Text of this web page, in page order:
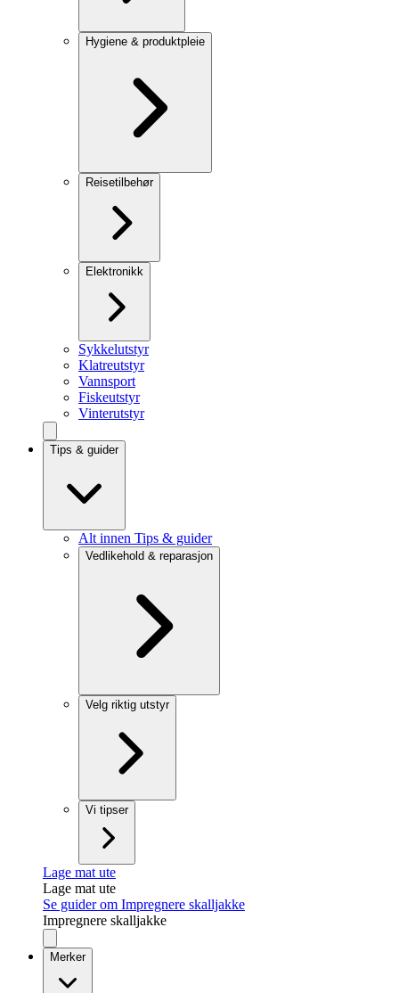
Hygiene & produktpleie
Reisetilbehør
Elektronikk
Sykkelutstyr
Klatreutstyr
Vannsport
Fiskeutstyr
Vinterutstyr
Tips & guider
Alt innen Tips & guider
Vedlikehold & reparasjon
Velg riktig utstyr
Vi tipser
Lage mat ute
Lage mat ute
Se guider om Impregnere skalljakke
Impregnere skalljakke
Merker